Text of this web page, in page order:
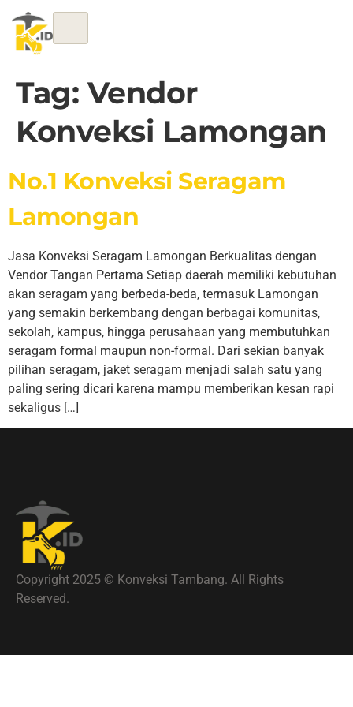
Tag:Vendor
Konveksi Lamongan
No.1 Konveksi Seragam
Lamongan
Jasa Konveksi Seragam Lamongan Berkualitas dengan
Vendor Tangan Pertama Setiap daerah memiliki kebutuhan
akan seragam yang berbeda-beda, termasuk Lamongan
yang semakin berkembang dengan berbagai komunitas,
sekolah, kampus, hingga perusahaan yang membutuhkan
seragam formal maupun non-formal. Dari sekian banyak
pilihan seragam, jaket seragam menjadi salah satu yang
paling sering dicari karena mampu memberikan kesan rapi
sekaligus […]
Copyright 2025 © Konveksi Tambang. All Rights
Reserved.